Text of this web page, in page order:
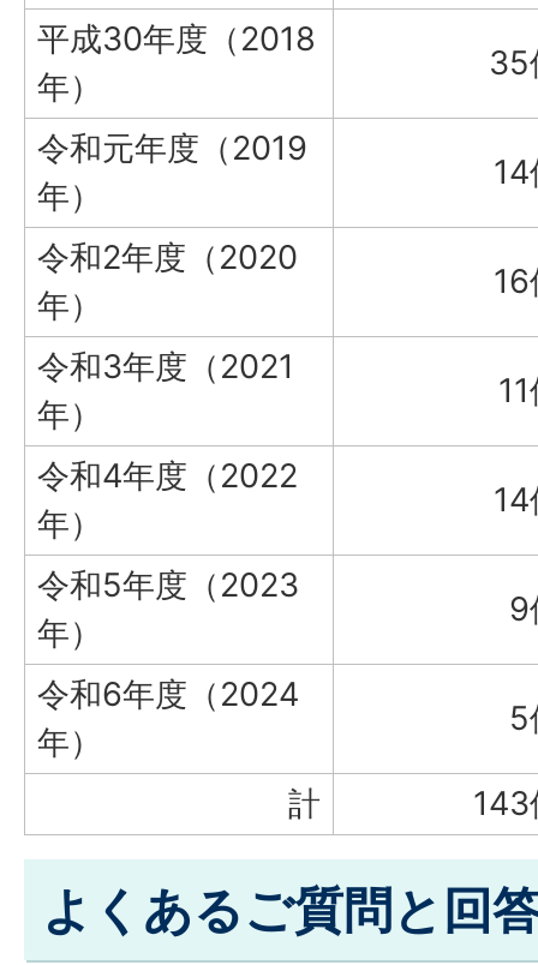
平成30年度（2018
年）
35
令和元年度（2019
年）
14
令和2年度（2020
年）
16
令和3年度（2021
年）
令和4年度（2022
年）
14
令和5年度（2023
年）
9
令和6年度（2024
年）
5
計 143
よくあるご質問と回